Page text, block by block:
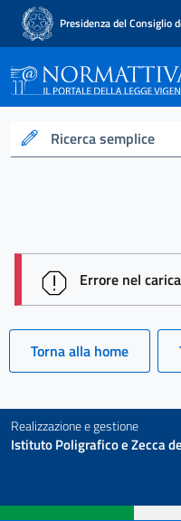
Presidenza del Consiglio
Ricerca semplice
session id:
Errore nel
Torna alla home
Realizzazione e gestione
Istituto Poligrafico e Zecca